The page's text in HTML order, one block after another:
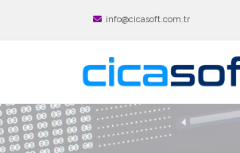
info@cicasoft.com.tr